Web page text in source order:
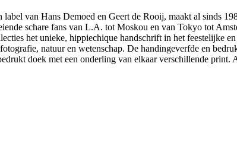
van Hans Demoed en Geert de Rooij, maakt al sinds
schare fans van L.A. tot Moskou en van Tokyo tot
het unieke, hippiechique handschrift in het feestelijke
natuur en wetenschap. De handingeverfde en
doek met een onderling van elkaar verschillende print.